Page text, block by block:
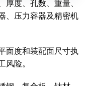
厚度、孔数、重量、
、压力容器及精密机
面度和装配面尺寸执
险。